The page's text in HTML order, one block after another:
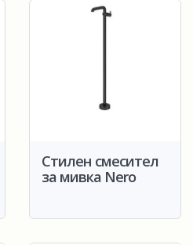
Стилен смесител
за мивка Nero